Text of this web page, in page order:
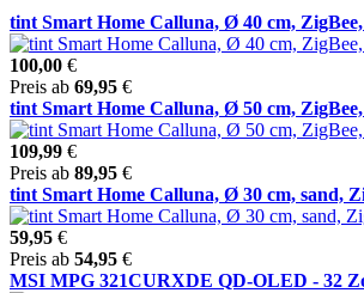
tint Smart Home Calluna, Ø 40 cm,
100,00 €
Preis ab 69,95 €
tint Smart Home Calluna, Ø 50 cm,
109,99 €
Preis ab 89,95 €
tint Smart Home Calluna, Ø 30 cm, sand,
59,95 €
Preis ab 54,95 €
MSI MPG 321CURXDE QD-OLED - 32